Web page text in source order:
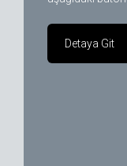
Detaya Git